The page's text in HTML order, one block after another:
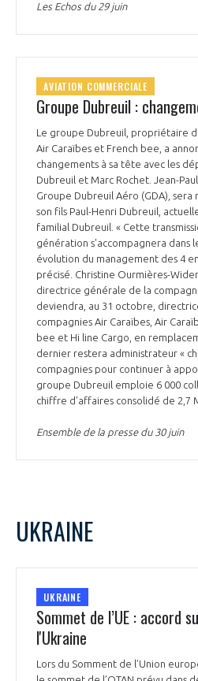
Les Echos du 29 juin
AVIATION COMMERCIALE
Groupe Dubreuil :
Le groupe Dubreuil, propriétaire
Air Caraïbes et French bee, a
changements à sa tête avec les
Dubreuil et Marc Rochet. Jean-
Groupe Dubreuil Aéro (GDA),
son fils Paul-Henri Dubreuil,
familial Dubreuil. « Cette
génération s'accompagnera dans
évolution du management des 4
précisé. Christine Ourmières-
directrice générale de la
deviendra, au 31 octobre,
compagnies Air Caraïbes, Air
bee et Hi line Cargo, en
dernier restera administrateur «
compagnies pour continuer à
groupe Dubreuil emploie 6 000
chiffre d'affaires consolidé de 2,7
Ensemble de la presse du 30 juin
UKRAINE
UKRAINE
Sommet de l’UE : accord
l'Ukraine
Lors du Somment de l’Union